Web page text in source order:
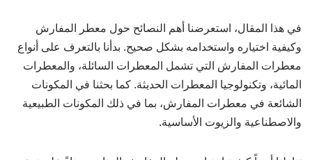
في هذا المقال، استعرضنا أهم النصائح حول معطر المفارش
وكيفية اختياره واستخدامه بشكل صحيح. بدأنا بالتعرف على أنواع
معطرات المفارش التي تشمل المعطرات السائلة، والمعطرات
المائية، وتكنولوجيا المعطرات الحديثة. كما بحثنا في المكونات
الشائعة في معطرات المفارش، بما في ذلك المكونات الطبيعية
والاصطناعية والزيوت الأساسية.